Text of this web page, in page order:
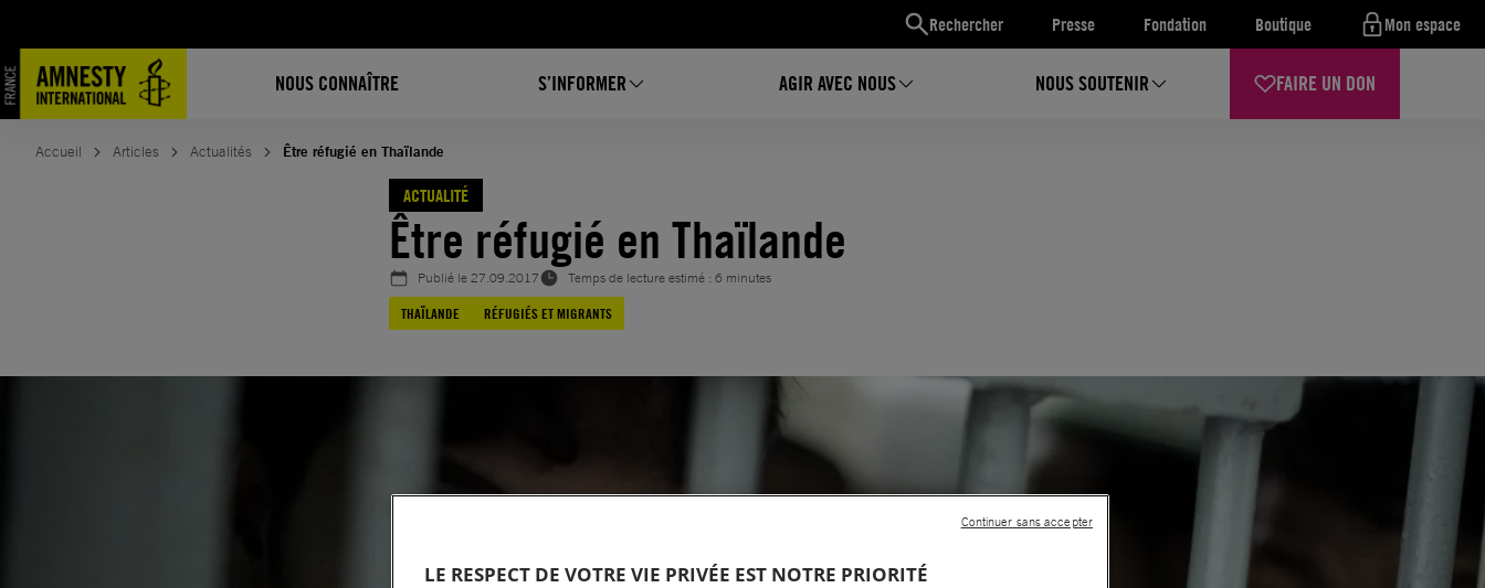
Rechercher Presse Fondation Boutique Mon espace
NOUS CONNAÎTRE S’INFORMER AGIR AVEC NOUS NOUS SOUTENIR FAIRE UN DON
contenu
Accueil Articles Actualités Être réfugié en Thaïlande
ACTUALITÉ
Être réfugié en Thaïlande
Publié le27.09.2017
Temps de lecture estimé : 6 minutes
THAÏLANDE
RÉFUGIÉS ET MIGRANTS
LE RESPECT DE VOTRE VIE PRIVÉE EST NOTRE PRIORITÉ
Continuer sans accepter